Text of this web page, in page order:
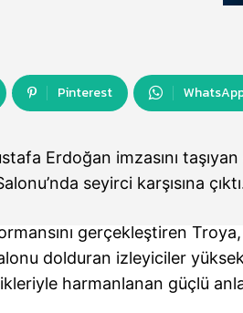
Pinterest
Erdoğan imzasını
seyirci karşısına
gerçekleştiren
dolduran izleyiciler
harmanlanan güçlü